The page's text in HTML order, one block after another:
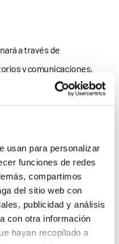
usan para personalizar
funciones de redes
compartimos
del sitio web con
publicidad y análisis
con otra información
hayan recopilado a
a través de
y comunicaciones,
la
pluralidad de frentes e
tantos como los
con discapacidad
de un mayor grado de
marco de referencia
sobre los Derechos
la profesora de Derecho